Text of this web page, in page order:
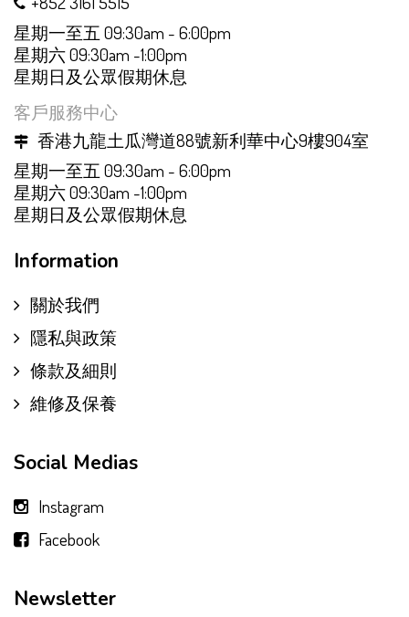
星期一至五 09:30am - 6:00pm
星期六 09:30am -1:00pm
星期日及公眾假期休息
客戶服務中心
香港九龍土瓜灣道88號新利華中心9樓904室
星期一至五 09:30am - 6:00pm
星期六 09:30am -1:00pm
星期日及公眾假期休息
Information
關於我們
隱私與政策
條款及細則
維修及保養
Social Medias
Instagram
Facebook
Newsletter